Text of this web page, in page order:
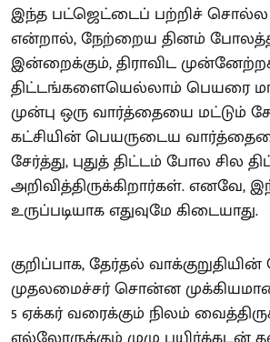
இந்த பட்ஜெட்டைப் பற்றிச்
என்றால், நேற்றைய தினம்
இன்றைக்கும், திராவிட
திட்டங்களையெல்லாம் பெயரை
முன்பு ஒரு வார்த்தையை மட்டும்
கட்சியின் பெயருடைய
சேர்த்து, புதுத் திட்டம் போல சில
அறிவித்திருக்கிறார்கள். எனவே,
உருப்படியாக எதுவுமே கிடையாது.
குறிப்பாக, தேர்தல்
முதலமைச்சர் சொன்ன முக்கியமான
5 ஏக்கர் வரைக்கும் நிலம்